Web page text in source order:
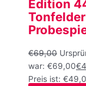
Edition
€69,00
war: €69,00€
Preis ist: